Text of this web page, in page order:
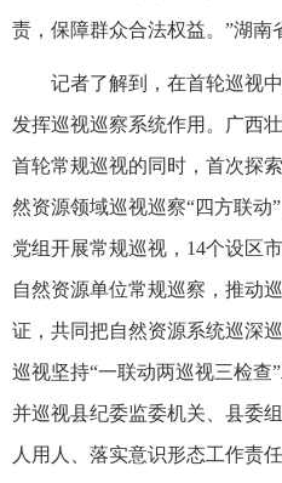
责，保障群众合法权益。”湖南
记者了解到，在首轮巡视
发挥巡视巡察系统作用。广西
首轮常规巡视的同时，首次探
然资源领域巡视巡察“四方联动
党组开展常规巡视，14个设区
自然资源单位常规巡察，推动
证，共同把自然资源系统巡深
巡视坚持“一联动两巡视三检查
并巡视县纪委监委机关、县委
人用人、落实意识形态工作责